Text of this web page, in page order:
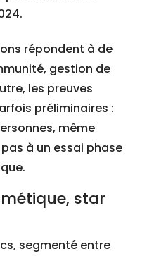
répondent à de
gestion de
les preuves
préliminaires :
même
à un essai phase
star
segmenté entre